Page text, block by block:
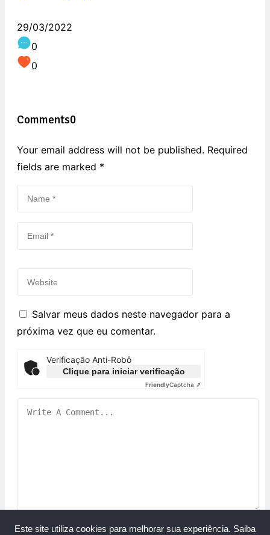
Este site utiliza cookies para melhorar sua experiência. Saiba
29/03/2022
0
0
Comments0
Your email address will not be published. Required
fields are marked *
Salvar meus dados neste navegador para a
próxima vez que eu comentar.
Verificação Anti-Robô
Clique para iniciar verificação
FriendlyCaptcha ⇗